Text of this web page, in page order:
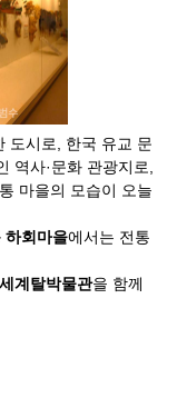
도시로, 한국 유교 문
역사·문화 관광지로,
마을의 모습이 오늘
하회마을에서는 전통
계탈박물관을 함께